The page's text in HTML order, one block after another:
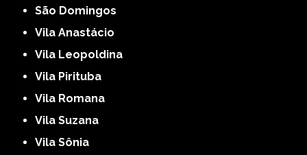
São Domingos
Vila Anastácio
Vila Leopoldina
Vila Pirituba
Vila Romana
Vila Suzana
Vila Sônia